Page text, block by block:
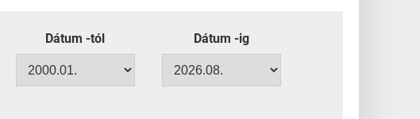
Dátum -tól Dátum -ig